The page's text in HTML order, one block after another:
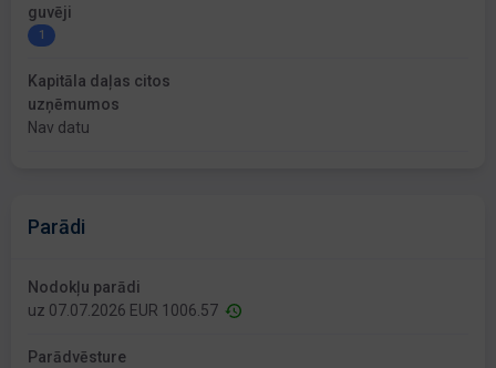
guvēji
1
Kapitāla daļas citos
uzņēmumos
Nav datu
Parādi
Nodokļu parādi
uz 07.07.2026 EUR 1006.57
Parādvēsture